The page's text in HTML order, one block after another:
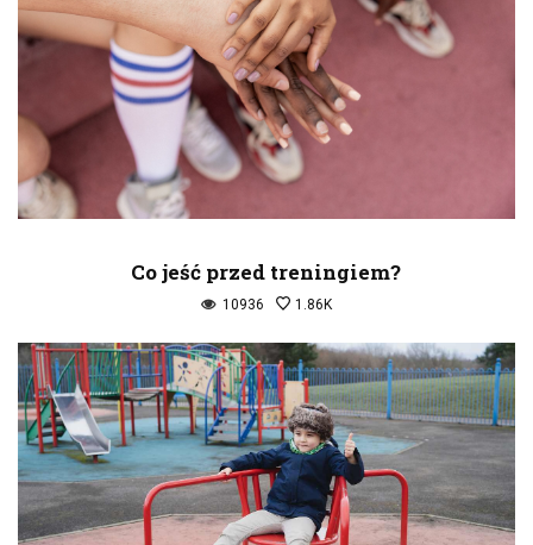
Co jeść przed treningiem?
10936 1.86K